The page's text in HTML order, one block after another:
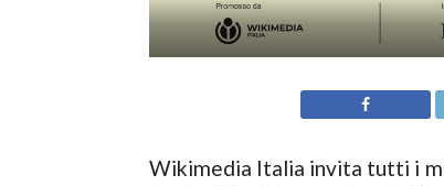
Wikimedia Italia invita tutti i